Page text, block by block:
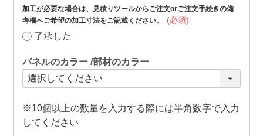
加工が必要な場合は、見積りツールからご注文orご注文手続きの備
考欄へご希望の加工寸法をご記載ください。
(必須)
了承した
パネルのカラー 部材のカラー
※10個以上の数量を入力する際には半角数字で入力
してください